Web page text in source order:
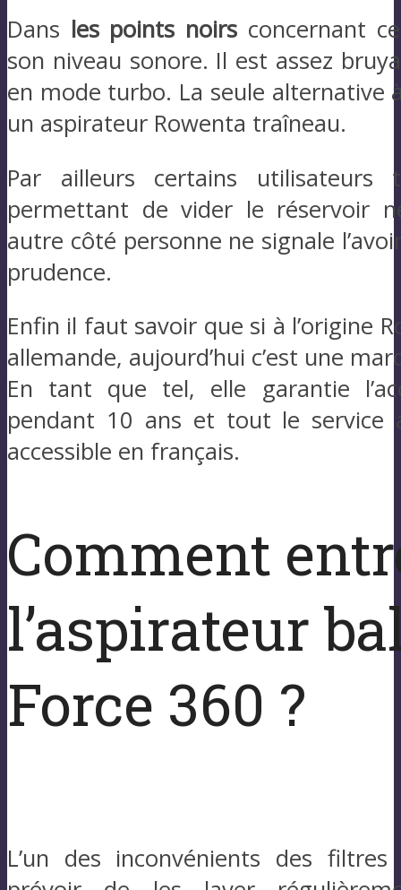
Dans les points noirs concernant
son niveau sonore. Il est assez
en mode turbo. La seule alternative
un aspirateur Rowenta traîneau.
Par ailleurs certains
permettant de vider le réservoir
autre côté personne ne signale
prudence.
Enfin il faut savoir que si à l’origine
allemande, aujourd’hui c’est une
En tant que tel, elle garantie
pendant 10 ans et tout le service
accessible en français.
Comment
l’aspirateur
Force 360 ?
L’un des inconvénients des